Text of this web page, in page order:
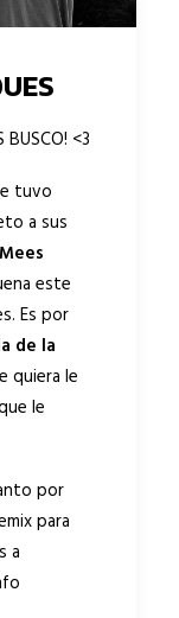
<3
tuvo
a sus
Mees
este
Es por
de la
quiera le
le
por
para
a